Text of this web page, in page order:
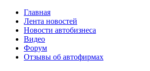
Главная
Лента новостей
Новости автобизнеса
Видео
Форум
Отзывы об автофирмах